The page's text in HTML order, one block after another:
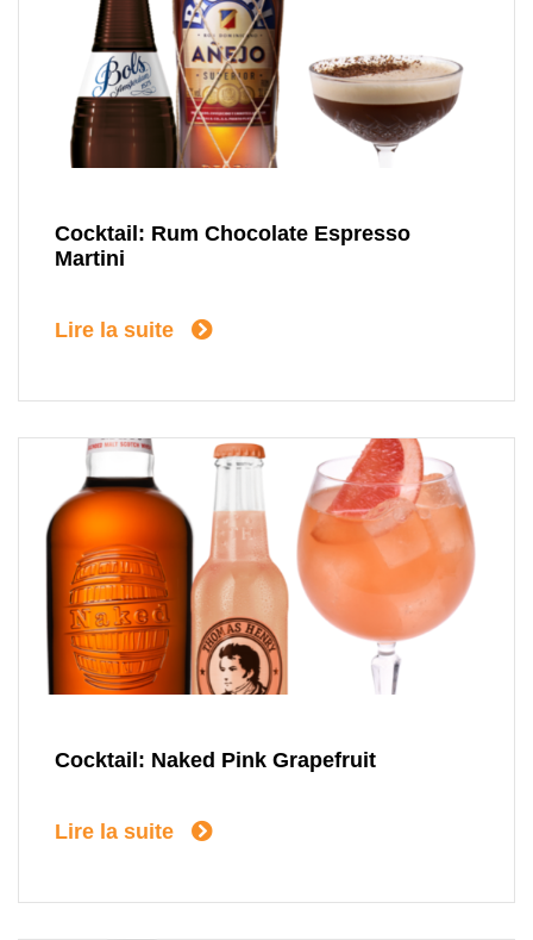
Cocktail: Rum Chocolate Espresso
Martini
Lire la suite
Cocktail: Naked Pink Grapefruit
Lire la suite